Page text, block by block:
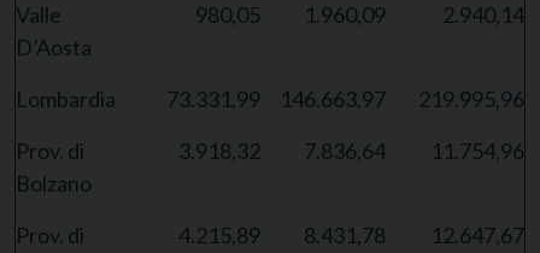
Valle
D’Aosta
980,05 1.960,09 2.940,14
Lombardia 73.331,99 146.663,97
219.995,96
Prov. di
Bolzano
3.918,32 7.836,64 11.754,96
Prov. di
4.215,89 8.431,78 12.647,67